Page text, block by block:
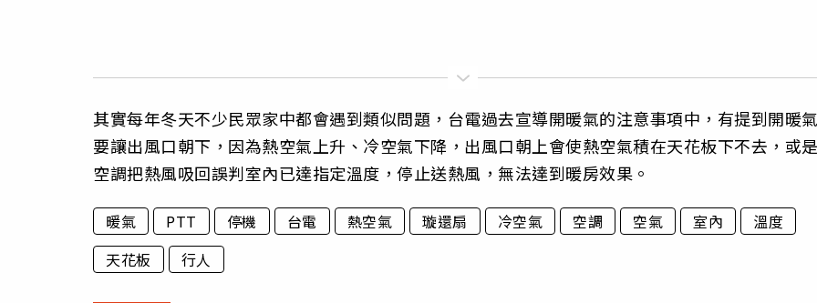
其實每年冬天不少民眾家中都會遇到類似問題，台電過去宣導開暖氣的注意事項中，有提到開暖
要讓出風口朝下，因為熱空氣上升、冷空氣下降，出風口朝上會使熱空氣積在天花板下不去，或
空調把熱風吸回誤判室內已達指定溫度，停止送熱風，無法達到暖房效果。
暖氣 PTT 停機 台電 熱空氣 璇還扇 冷空氣 空調 空氣 室內
溫度
天花板
行人